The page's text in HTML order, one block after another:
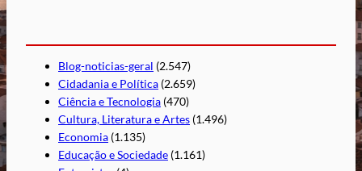
Blog-noticias-geral (2.547)
Cidadania e Política (2.659)
Ciência e Tecnologia (470)
Cultura, Literatura e Artes (1.496)
Economia (1.135)
Educação e Sociedade (1.161)